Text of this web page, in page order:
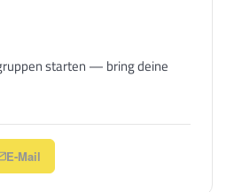
starten — bring deine
E-Mail